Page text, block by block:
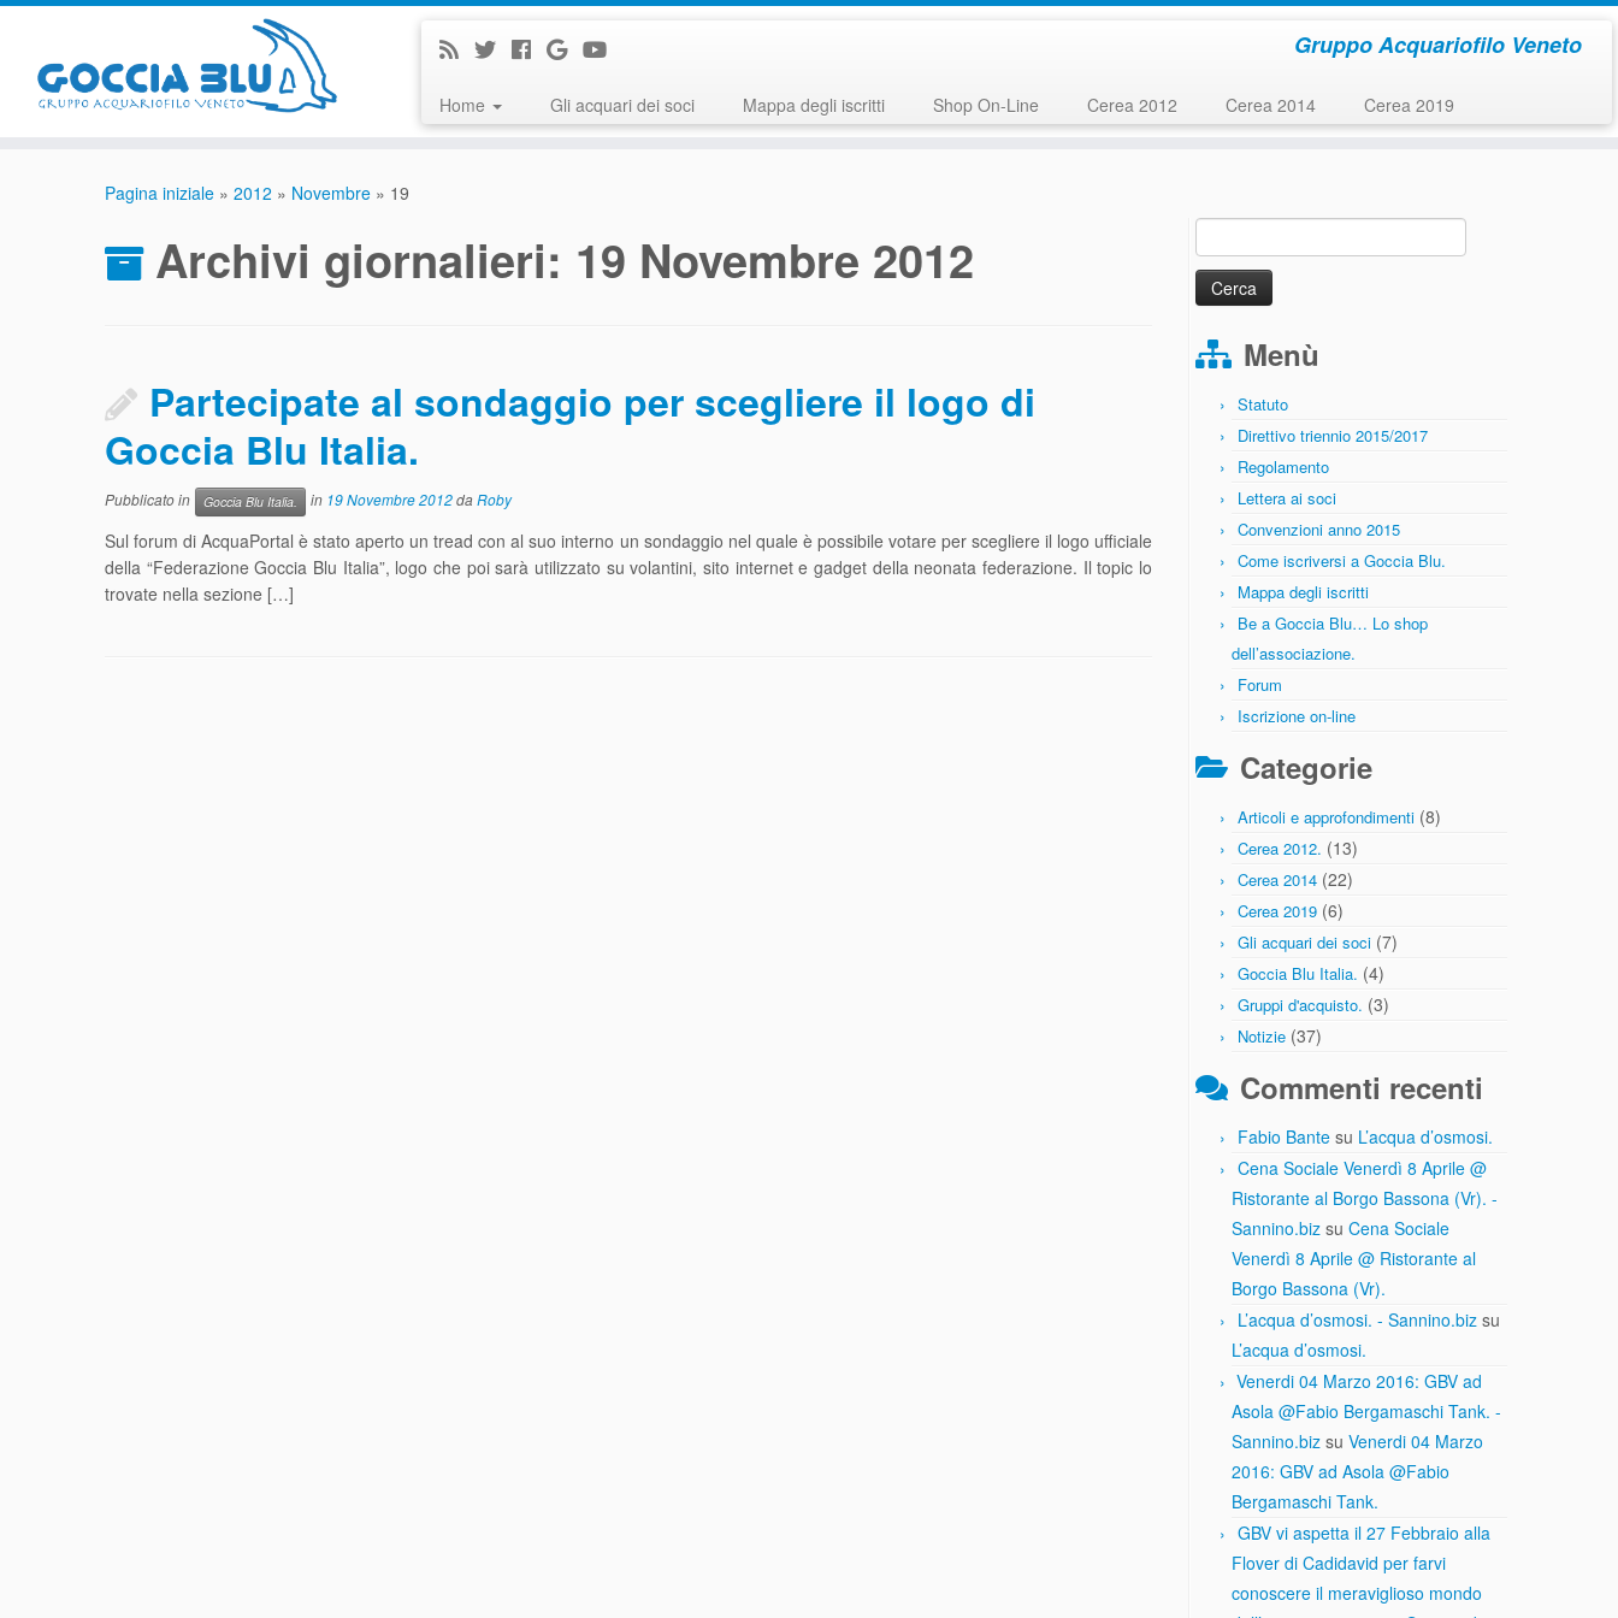
Gruppo Acquariofilo Veneto
Home Gli acquari dei soci Mappa degli iscritti Shop On-Line Cerea 2012 Cerea 2014 Cerea 2019
Pagina iniziale » 2012 » Novembre » 19
Archivi giornalieri: 19 Novembre 2012
Partecipate al sondaggio per scegliere il logo di
Goccia Blu Italia.
Pubblicato in Goccia Blu Italia. in 19 Novembre 2012daRoby
Sul forum di AcquaPortal è stato aperto un tread con al suo interno un sondaggio nel quale è possibile votare per scegliere il logo ufficiale
della “Federazione Goccia Blu Italia”, logo che poi sarà utilizzato su volantini, sito internet e gadget della neonata federazione. Il topic lo
trovate nella sezione […]
per:
Menù
Statuto
Direttivo triennio 2015/2017
Regolamento
Lettera ai soci
Convenzioni anno 2015
Come iscriversi a Goccia Blu.
Mappa degli iscritti
Be a Goccia Blu… Lo shop
dell’associazione.
Forum
Iscrizione on-line
Categorie
Articoli e approfondimenti (8)
Cerea 2012. (13)
Cerea 2014 (22)
Cerea 2019 (6)
Gli acquari dei soci (7)
Goccia Blu Italia. (4)
Gruppi d'acquisto. (3)
Notizie (37)
Commenti recenti
Fabio Bante su L’acqua d’osmosi.
Cena Sociale Venerdì 8 Aprile @
Ristorante al Borgo Bassona (Vr). -
Sannino.biz su Cena Sociale
Venerdì 8 Aprile @ Ristorante al
Borgo Bassona (Vr).
L’acqua d’osmosi. - Sannino.biz su
L’acqua d’osmosi.
Venerdi 04 Marzo 2016: GBV ad
Asola @Fabio Bergamaschi Tank. -
Sannino.biz su Venerdi 04 Marzo
2016: GBV ad Asola @Fabio
Bergamaschi Tank.
GBV vi aspetta il 27 Febbraio alla
Flover di Cadidavid per farvi
conoscere il meraviglioso mondo